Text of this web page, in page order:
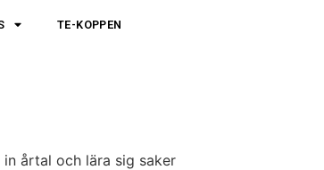
TE-KOPPEN
årtal och lära sig saker